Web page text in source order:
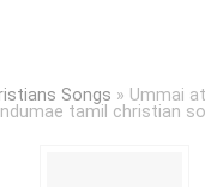
Songs » Ummai
tamil christian